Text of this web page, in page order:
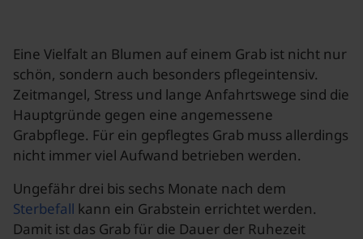
Eine Vielfalt an Blumen auf einem Grab ist nicht nur
schön, sondern auch besonders pflegeintensiv.
Zeitmangel, Stress und lange Anfahrtswege sind die
Hauptgründe gegen eine angemessene
Grabpflege. Für ein gepflegtes Grab muss allerdings
nicht immer viel Aufwand betrieben werden.
Ungefähr drei bis sechs Monate nach dem
Sterbefall kann ein Grabstein errichtet werden.
Damit ist das Grab für die Dauer der Ruhezeit